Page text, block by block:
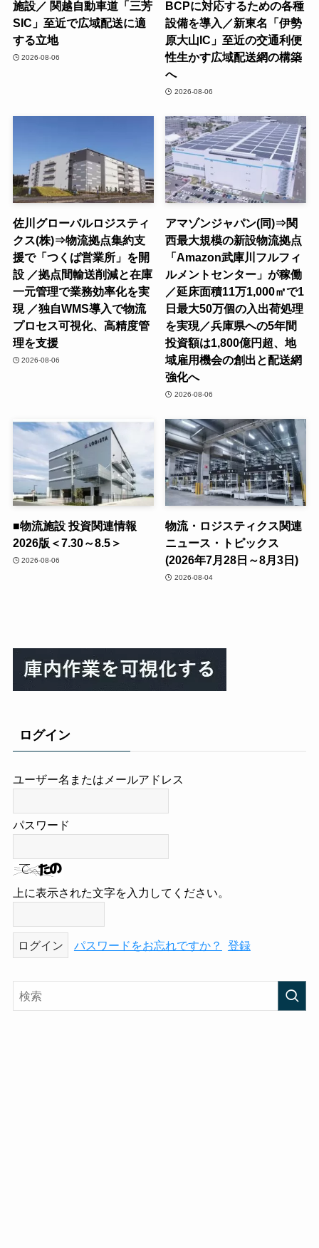
施設／ 関越自動車道「三芳
SIC」至近で広域配送に適
する立地
2026-08-06
BCPに対応するための各種
設備を導入／新東名「伊勢
原大山IC」至近の交通利便
性生かす広域配送網の構築
へ
2026-08-06
佐川グローバルロジスティ
クス(株)⇒物流拠点集約支
援で「つくば営業所」を開
設 ／拠点間輸送削減と在庫
一元管理で業務効率化を実
現 ／独自WMS導入で物流
プロセス可視化、高精度管
理を支援
2026-08-06
アマゾンジャパン(同)⇒関
西最大規模の新設物流拠点
「Amazon武庫川フルフィ
ルメントセンター」が稼働
／延床面積11万1,000㎡で1
日最大50万個の入出荷処理
を実現／兵庫県への5年間
投資額は1,800億円超、地
域雇用機会の創出と配送網
強化へ
2026-08-06
■物流施設 投資関連情報
2026版＜7.30～8.5＞
2026-08-06
物流・ロジスティクス関連
ニュース・トピックス
(2026年7月28日～8月3日)
2026-08-04
ログイン
ユーザー名またはメールアドレス
パスワード
上に表示された文字を入力してください。
パスワードをお忘れですか？ 登録